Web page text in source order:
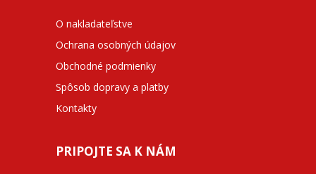
O nakladateľstve
Ochrana osobných údajov
Obchodné podmienky
Spôsob dopravy a platby
Kontakty
PRIPOJTE SA K NÁM